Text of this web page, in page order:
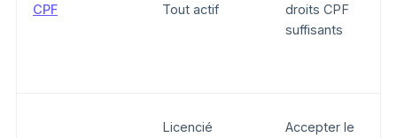
CPF Tout actif
droits CPF
suffisants
Licencié
Accepter le